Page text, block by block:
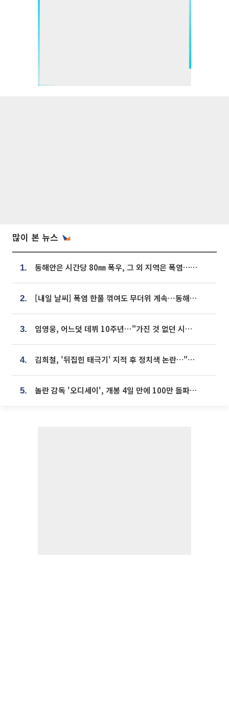
많이 본 뉴스
1. 동해안은 시간당 80㎜ 폭우, 그 외 지역은 폭염…‘극과 극 날씨’
2. [내일 날씨] 폭염 한풀 꺾여도 무더위 계속⋯동해안 이틀 연속 비
3. 임영웅, 어느덧 데뷔 10주년⋯"가진 것 없던 시절, 내 앞엔 20명의 팬뿐"
4. 김희철, '뒤집힌 태극기' 지적 후 정치색 논란…"좌우 떠나 우리나라 국기"
5. 놀란 감독 '오디세이', 개봉 4일 만에 100만 돌파⋯'왕사남' 보다 빠르다